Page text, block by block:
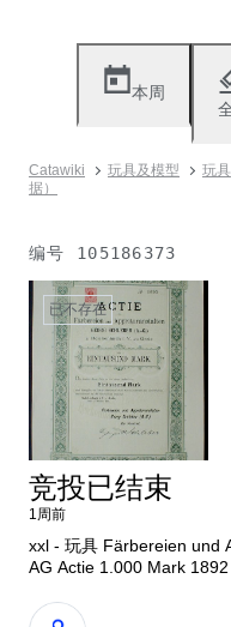
本周
Catawiki 玩具及模型 玩具
据）
编号 105186373
已不存在
竞投已结束
1周前
xxl - 玩具 Färbereien und
AG Actie 1.000 Mark